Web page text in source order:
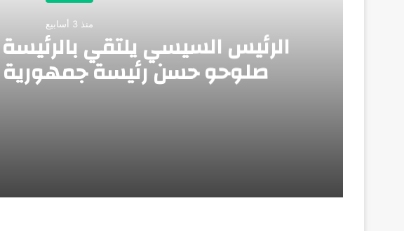
منذ 3 أسابيع
الرئيس السيسي يلتقي
صلوحو حسن رئيسة جمهورية